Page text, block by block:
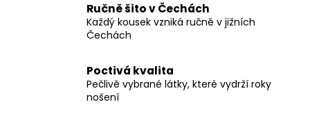
Ručně šito v Čechách
Každý kousek vzniká ručně v jižních
Čechách
Poctivá kvalita
Pečlivě vybrané látky, které vydrží roky
nošení